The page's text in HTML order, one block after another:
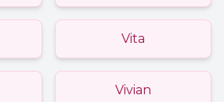
Vita
Vivian